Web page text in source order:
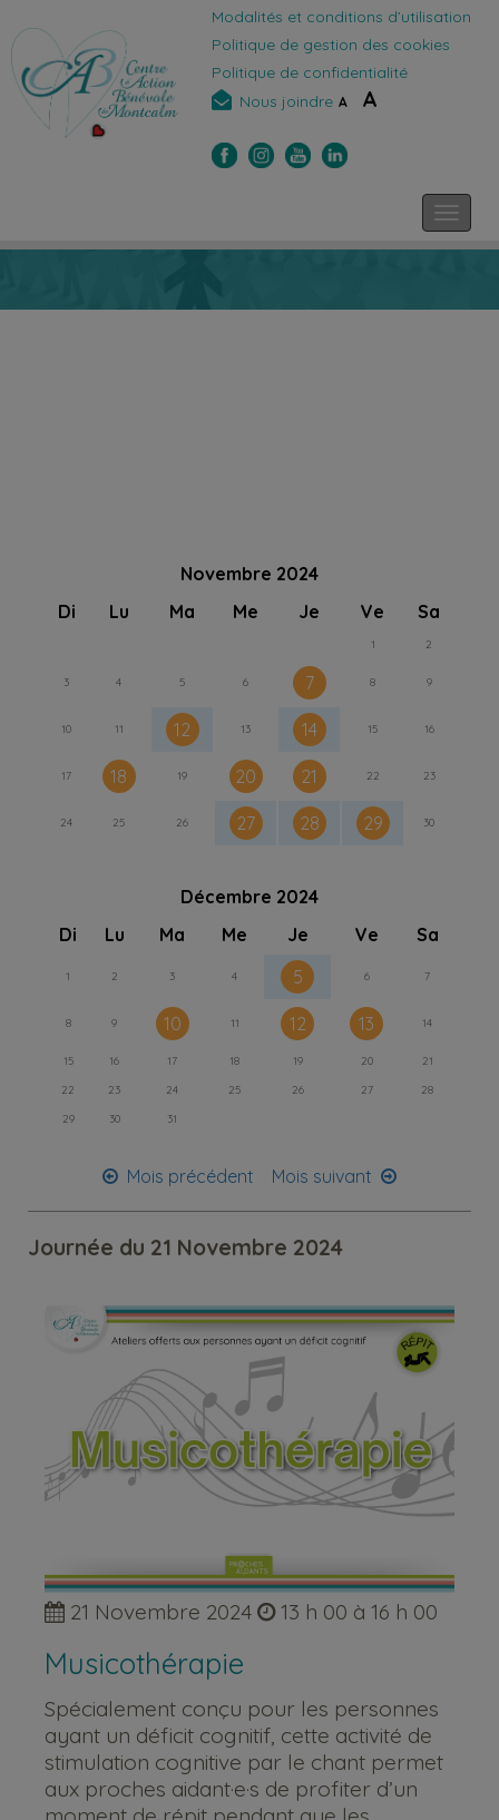
Modalités et conditions d’utilisation
Politique de gestion des cookies
Politique de confidentialité
Nous joindre A A
Novembre 2024
Di
Lu Ma Me Je Ve Sa
1 2
3 4 5 6 7 8 9
10 11 12 13 14 15 16
17 18 19 20 21 22 23
24 25 26 27 28 29 30
Décembre 2024
Di
Lu Ma Me Je Ve Sa
1 2 3 4 5 6 7
8 9 10 11 12 13 14
15 16 17 18 19 20
21
22
23 24 25 26 27
28
29
30 31
Mois précédent Mois suivant
Journée du 21 Novembre 2024
21 Novembre 2024 13 h 00 à 16 h 00
Musicothérapie
Spécialement conçu pour les personnes
ayant un déficit cognitif, cette activité de
stimulation cognitive par le chant permet
aux proches aidant·e·s de profiter d’un